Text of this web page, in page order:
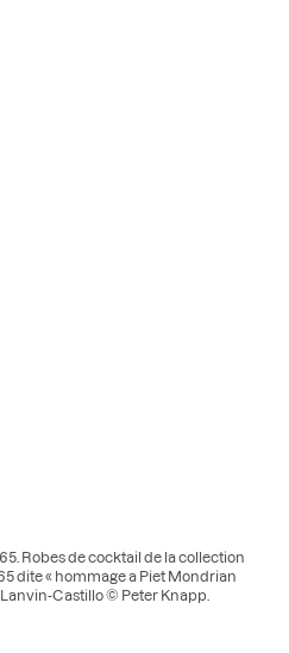
Robes de cocktail de la collection
dite « hommage a Piet Mondrian
Castillo © Peter Knapp.